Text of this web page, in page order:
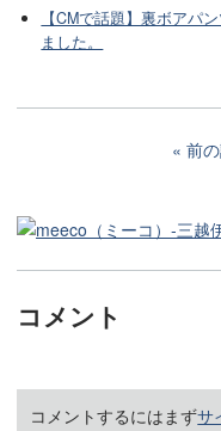
【CMで話題】裏ボアパ
ました。
前
コメント
コメントするにはまずサ